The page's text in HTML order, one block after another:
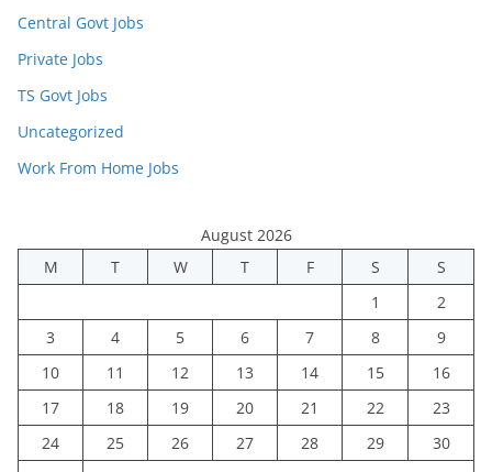
Central Govt Jobs
Private Jobs
TS Govt Jobs
Uncategorized
Work From Home Jobs
August 2026
M
T W T F S
S
1
2
3
4 5 6 7 8
9
10
11 12 13 14 15
16
17
18 19 20 21 22
23
24
25 26 27 28 29
30